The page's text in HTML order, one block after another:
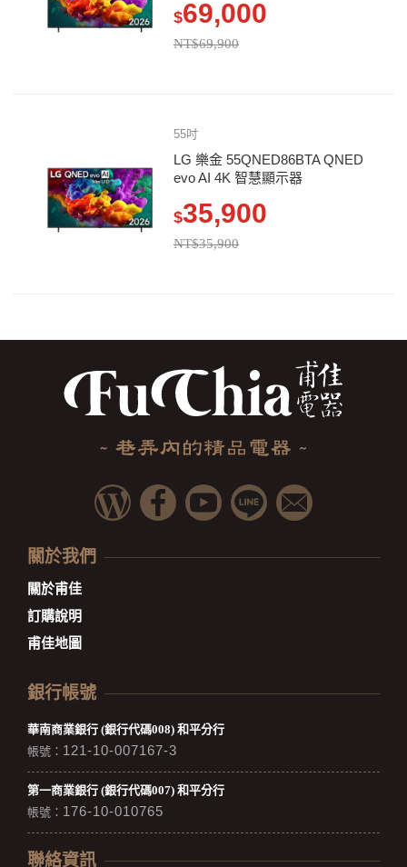
$69,000
NT$69,900
55吋
LG 樂金 55QNED86BTA QNED
evo AI 4K 智慧顯示器
$35,900
NT$35,900
關於我們
關於甫佳
訂購說明
甫佳地圖
銀行帳號
華南商業銀行 (銀行代碼008) 和平分行
帳號： 121-10-007167-3
第一商業銀行 (銀行代碼007) 和平分行
帳號： 176-10-010765
聯絡資訊